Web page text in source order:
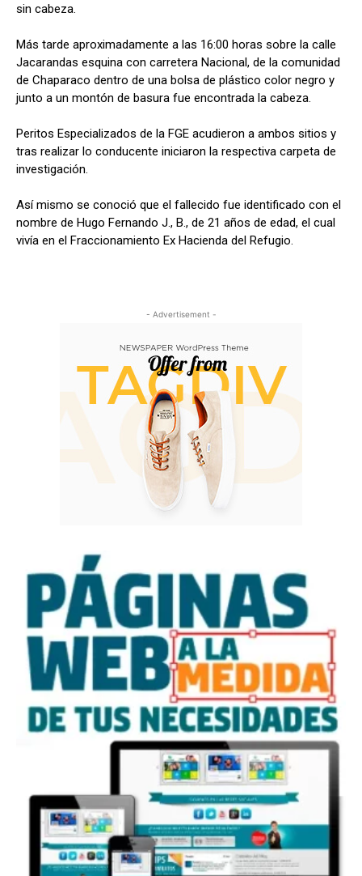
sin cabeza.
Más tarde aproximadamente a las 16:00 horas sobre la calle
Jacarandas esquina con carretera Nacional, de la comunidad
de Chaparaco dentro de una bolsa de plástico color negro y
junto a un montón de basura fue encontrada la cabeza.
Peritos Especializados de la FGE acudieron a ambos sitios y
tras realizar lo conducente iniciaron la respectiva carpeta de
investigación.
Así mismo se conoció que el fallecido fue identificado con el
nombre de Hugo Fernando J., B., de 21 años de edad, el cual
vivía en el Fraccionamiento Ex Hacienda del Refugio.
- Advertisement -